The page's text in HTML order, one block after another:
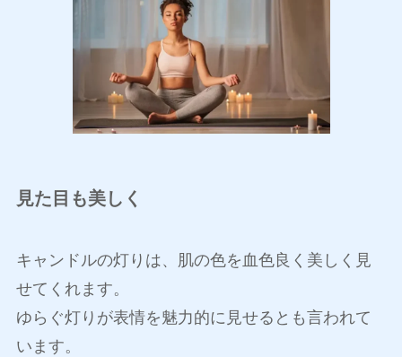
見た目も美しく
キャンドルの灯りは、肌の色を血色良く美しく見
せてくれます。
ゆらぐ灯りが表情を魅力的に見せるとも言われて
います。